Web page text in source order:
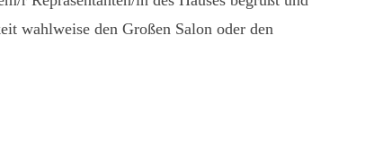
wahlweise den Großen Salon oder den